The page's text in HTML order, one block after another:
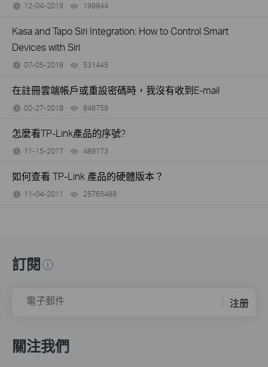
12-04-2019 199944
Kasa and Tapo Siri Integration: How to Control Smart
Devices with Siri
07-05-2019 531445
在註冊雲端帳戶或重設密碼時，我沒有收到E-mail
02-27-2018 646759
怎麼看TP-Link產品的序號?
11-15-2017 489173
如何查看 TP-Link 產品的硬體版本？
11-04-2011 25765498
訂閱
電子郵件 注册
關注我們